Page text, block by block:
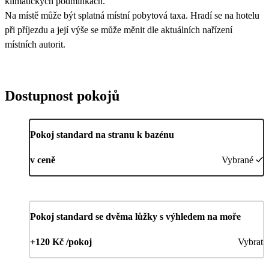
Na místě může být splatná místní pobytová taxa. Hradí se na hotelu
při příjezdu a její výše se může měnit dle aktuálních nařízení
místních autorit.
Dostupnost pokojů
Pokoj standard na stranu k bazénu
v ceně Vybrané
Pokoj standard se dvěma lůžky s výhledem na moře
+120 Kč /pokoj Vybrat